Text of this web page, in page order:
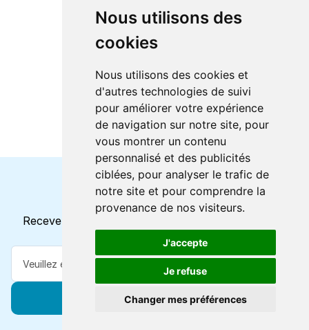
Nous utilisons des
cookies
Nous utilisons des cookies et
d'autres technologies de suivi
pour améliorer votre expérience
de navigation sur notre site, pour
vous montrer un contenu
personnalisé et des publicités
ciblées, pour analyser le trafic de
notre site et pour comprendre la
provenance de nos visiteurs.
J'accepte
Je refuse
Changer mes préférences
Horaires et offres actuels
Recevez toutes les mises à jour dans votre e-mail
S'abonner